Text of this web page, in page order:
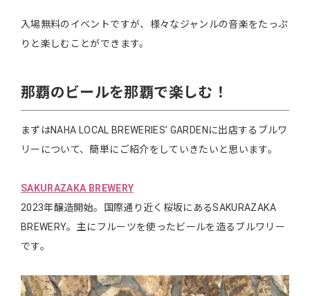
入場無料のイベントですが、様々なジャンルの音楽をたっぷ
りと楽しむことができます。
那覇のビールを那覇で楽しむ！
まずはΝAHA LOCAL BREWERIES’ GARDENに出店するブルワ
リーについて、簡単にご紹介をしていきたいと思います。
SAKURAZAKA BREWERY
2023年醸造開始。国際通り近く桜坂にあるSAKURAZAKA
BREWERY。主にフルーツを使ったビールを造るブルワリー
です。